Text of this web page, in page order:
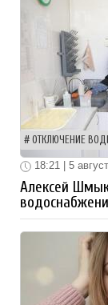
ОТКЛЮЧЕНИЕ
18:21 | 5
Алексей